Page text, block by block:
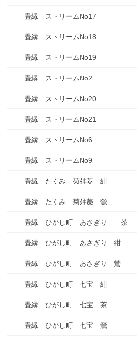
畳縁 ストリームNo17
畳縁 ストリームNo18
畳縁 ストリームNo19
畳縁 ストリームNo2
畳縁 ストリームNo20
畳縁 ストリームNo21
畳縁 ストリームNo6
畳縁 ストリームNo9
畳縁 たくみ 菊舛菱 紺
畳縁 たくみ 菊舛菱 鶯
畳縁 ひがし町 あさぎり 茶
畳縁 ひがし町 あさぎり 紺
畳縁 ひがし町 あさぎり 鶯
畳縁 ひがし町 七宝 紺
畳縁 ひがし町 七宝 茶
畳縁 ひがし町 七宝 鶯